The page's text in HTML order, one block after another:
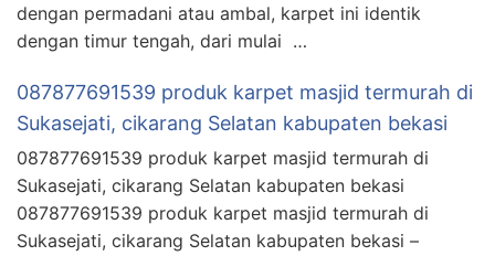
dengan permadani atau ambal, karpet ini identik
dengan timur tengah, dari mulai …
087877691539 produk karpet masjid termurah di
Sukasejati, cikarang Selatan kabupaten bekasi
087877691539 produk karpet masjid termurah di
Sukasejati, cikarang Selatan kabupaten bekasi
087877691539 produk karpet masjid termurah di
Sukasejati, cikarang Selatan kabupaten bekasi –